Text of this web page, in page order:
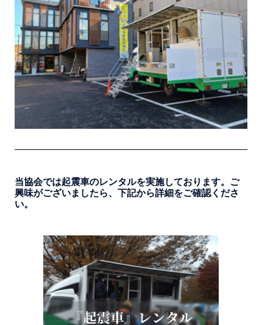
当協会では起震車のレンタルを実施しております。ご
興味がございましたら、下記から詳細をご確認くださ
い。